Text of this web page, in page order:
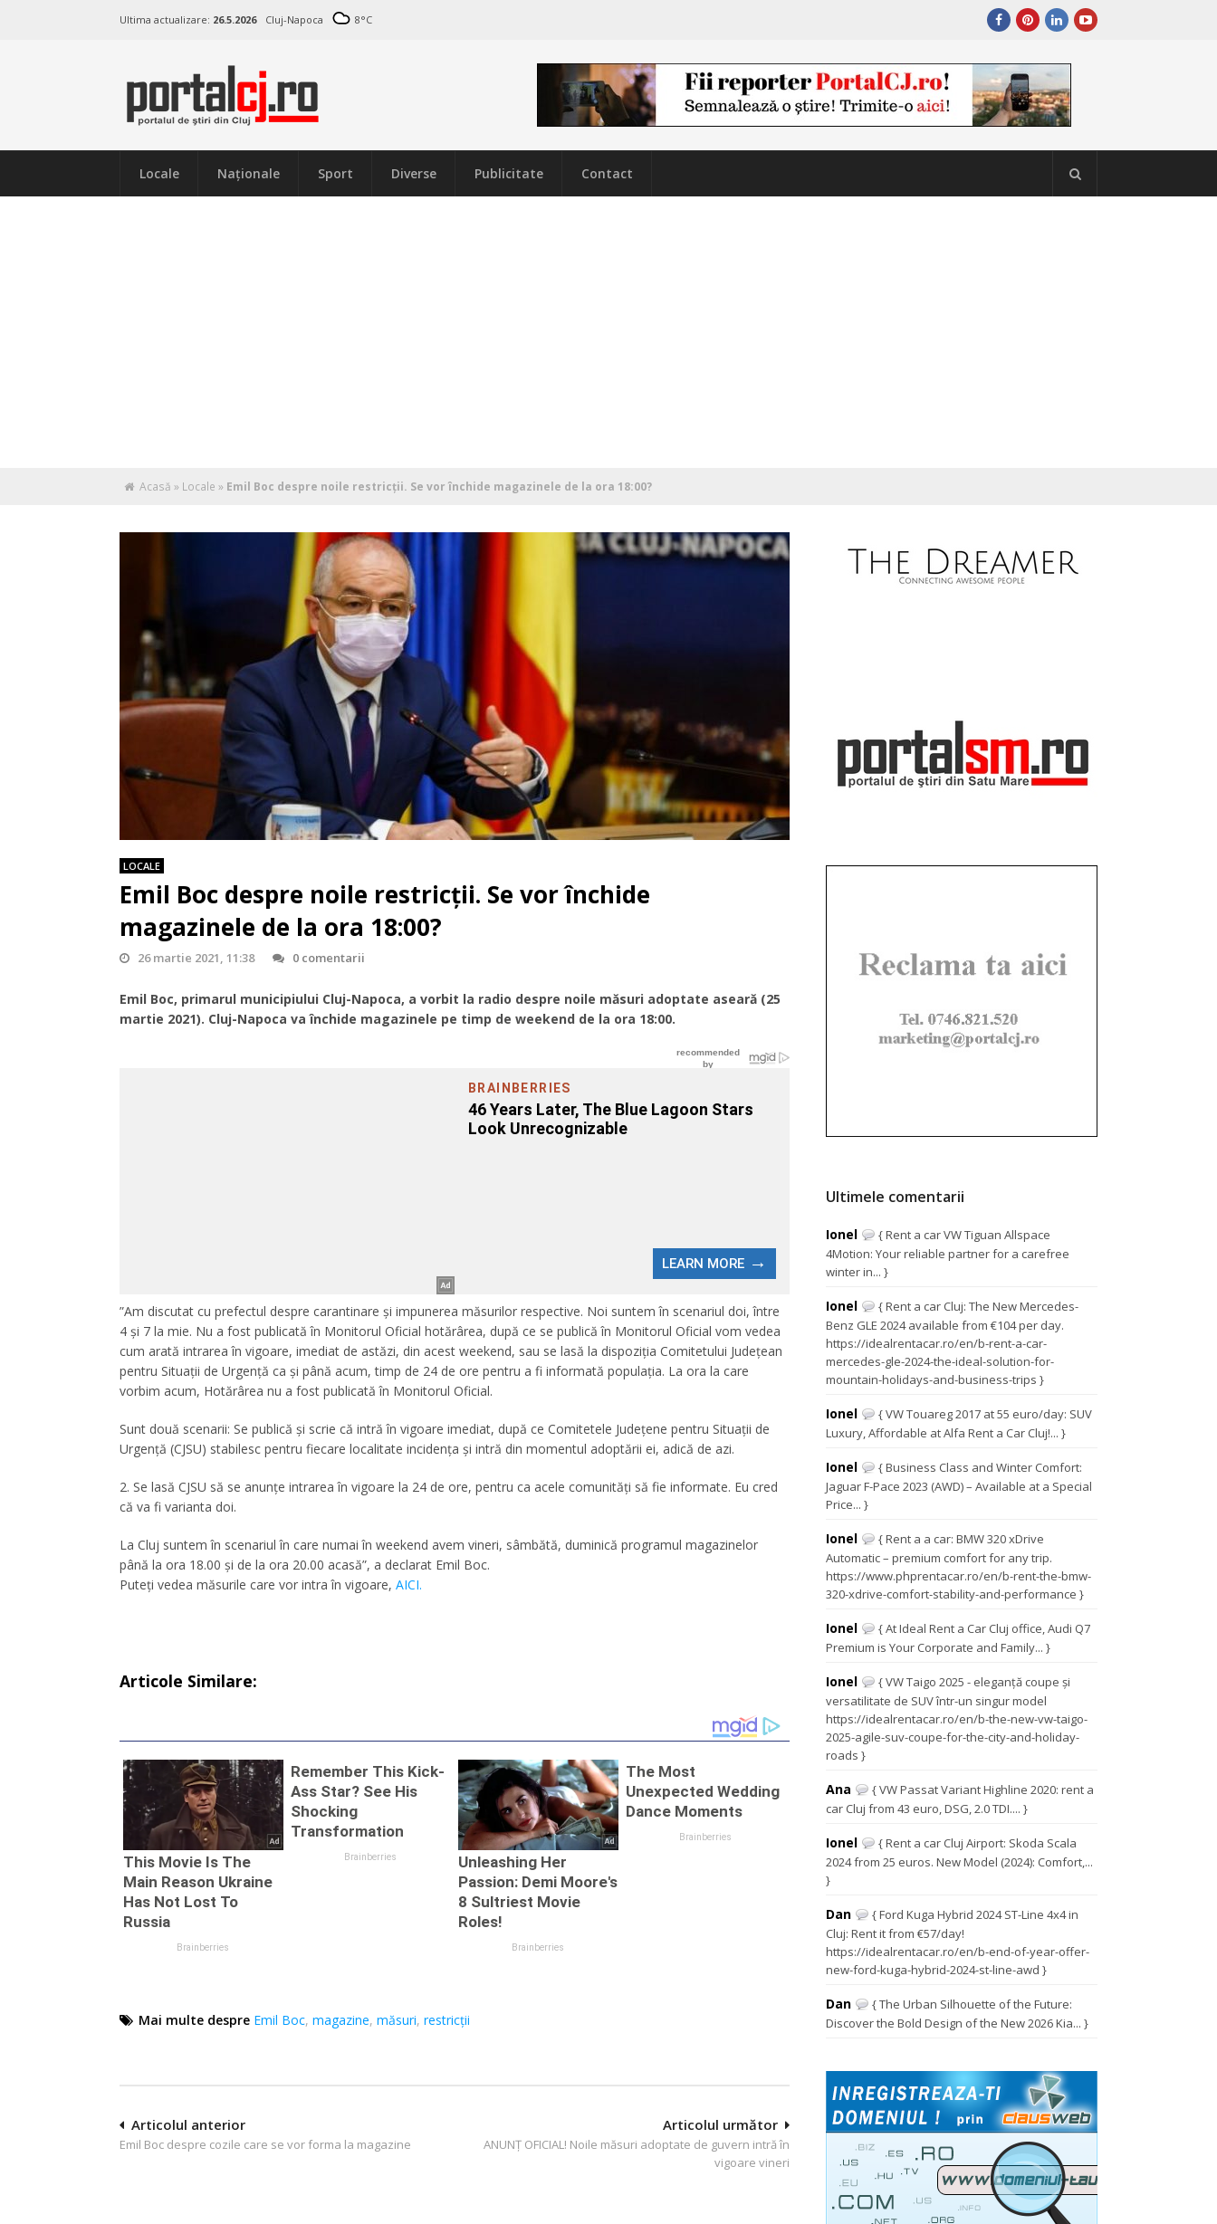
Ultima actualizare: 26.5.2026 Cluj-Napoca 8°C
Locale Naţionale Sport Diverse Publicitate Contact
Acasă » Locale » Emil Boc despre noile restricții. Se vor închide magazinele de la ora 18:00?
LOCALE
Emil Boc despre noile restricții. Se vor închide
magazinele de la ora 18:00?
26 martie 2021, 11:38 0 comentarii
Emil Boc, primarul municipiului Cluj-Napoca, a vorbit la radio despre noile măsuri adoptate aseară (25
martie 2021). Cluj-Napoca va închide magazinele pe timp de weekend de la ora 18:00.
”Am discutat cu prefectul despre carantinare și impunerea măsurilor respective. Noi suntem în scenariul doi, între
4 și 7 la mie. Nu a fost publicată în Monitorul Oficial hotărârea, după ce se publică în Monitorul Oficial vom vedea
cum arată intrarea în vigoare, imediat de astăzi, din acest weekend, sau se lasă la dispoziția Comitetului Județean
pentru Situații de Urgență ca și până acum, timp de 24 de ore pentru a fi informată populația. La ora la care
vorbim acum, Hotărârea nu a fost publicată în Monitorul Oficial.
Sunt două scenarii: Se publică și scrie că intră în vigoare imediat, după ce Comitetele Județene pentru Situații de
Urgență (CJSU) stabilesc pentru fiecare localitate incidența și intră din momentul adoptării ei, adică de azi.
2. Se lasă CJSU să se anunțe intrarea în vigoare la 24 de ore, pentru ca acele comunități să fie informate. Eu cred
că va fi varianta doi.
La Cluj suntem în scenariul în care numai în weekend avem vineri, sâmbătă, duminică programul magazinelor
până la ora 18.00 și de la ora 20.00 acasă”, a declarat Emil Boc.
Puteți vedea măsurile care vor intra în vigoare, AICI.
Articole Similare:
Mai multe despre Emil Boc, magazine, măsuri, restricții
Navigare
în
Articolul următor
ANUNȚ OFICIAL! Noile măsuri adoptate de guvern intră în
vigoare vineri
Articolul anterior
Emil Boc despre cozile care se vor forma la magazine
Ultimele comentarii
Ionel
{ Rent a car VW Tiguan Allspace
4Motion: Your reliable partner for a carefree
winter in... }
Ionel
{ Rent a car Cluj: The New Mercedes-
Benz GLE 2024 available from €104 per day.
https://idealrentacar.ro/en/b-rent-a-car-
mercedes-gle-2024-the-ideal-solution-for-
mountain-holidays-and-business-trips }
Ionel
{ VW Touareg 2017 at 55 euro/day: SUV
Luxury, Affordable at Alfa Rent a Car Cluj!... }
Ionel
{ Business Class and Winter Comfort:
Jaguar F-Pace 2023 (AWD) – Available at a Special
Price... }
Ionel
{ Rent a a car: BMW 320 xDrive
Automatic – premium comfort for any trip.
https://www.phprentacar.ro/en/b-rent-the-bmw-
320-xdrive-comfort-stability-and-performance }
Ionel
{ At Ideal Rent a Car Cluj office, Audi Q7
Premium is Your Corporate and Family... }
Ionel
{ VW Taigo 2025 - eleganță coupe și
versatilitate de SUV într-un singur model
https://idealrentacar.ro/en/b-the-new-vw-taigo-
2025-agile-suv-coupe-for-the-city-and-holiday-
roads }
Ana
{ VW Passat Variant Highline 2020: rent a
car Cluj from 43 euro, DSG, 2.0 TDI.... }
Ionel
{ Rent a car Cluj Airport: Skoda Scala
2024 from 25 euros. New Model (2024): Comfort,...
}
Dan
{ Ford Kuga Hybrid 2024 ST-Line 4x4 in
Cluj: Rent it from €57/day!
https://idealrentacar.ro/en/b-end-of-year-offer-
new-ford-kuga-hybrid-2024-st-line-awd }
Dan
{ The Urban Silhouette of the Future:
Discover the Bold Design of the New 2026 Kia... }